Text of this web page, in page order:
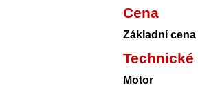
Cena
Základní
Technické
Motor